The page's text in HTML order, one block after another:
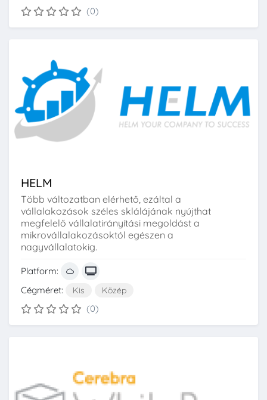
(0)
HELM
Több változatban elérhető, ezáltal a
vállalakozások széles sklálájának nyújthat
megfelelő vállalatirányítási megoldást a
mikrovállalakozásoktól egészen a
nagyvállalatokig.
Platform:
Cégméret:
Kis Közép
(0)